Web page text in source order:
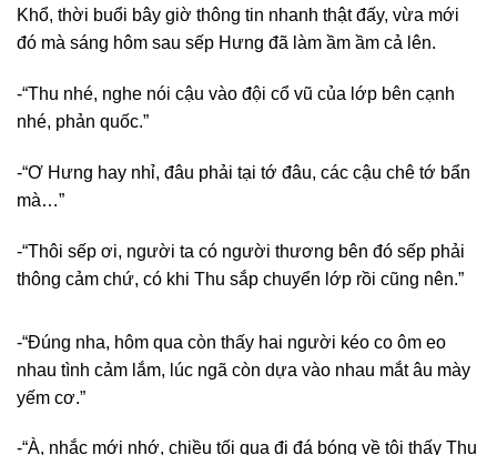
Khổ, thời buổi bây giờ thông tin nhanh thật đấy, vừa mới
đó mà sáng hôm sau sếp Hưng đã làm ầm ầm cả lên.
-“Thu nhé, nghe nói cậu vào đội cổ vũ của lớp bên cạnh
nhé, phản quốc.”
-“Ơ Hưng hay nhỉ, đâu phải tại tớ đâu, các cậu chê tớ bẩn
mà…”
-“Thôi sếp ơi, người ta có người thương bên đó sếp phải
thông cảm chứ, có khi Thu sắp chuyển lớp rồi cũng nên.”
-“Đúng nha, hôm qua còn thấy hai người kéo co ôm eo
nhau tình cảm lắm, lúc ngã còn dựa vào nhau mắt âu mày
yếm cơ.”
-“À, nhắc mới nhớ, chiều tối qua đi đá bóng về tôi thấy Thu